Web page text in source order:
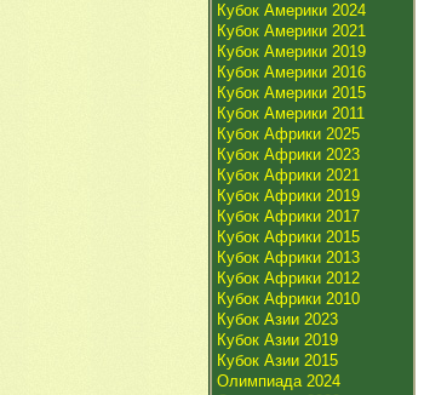
Кубок Америки 2024
Кубок Америки 2021
Кубок Америки 2019
Кубок Америки 2016
Кубок Америки 2015
Кубок Америки 2011
Кубок Африки 2025
Кубок Африки 2023
Кубок Африки 2021
Кубок Африки 2019
Кубок Африки 2017
Кубок Африки 2015
Кубок Африки 2013
Кубок Африки 2012
Кубок Африки 2010
Кубок Азии 2023
Кубок Азии 2019
Кубок Азии 2015
Олимпиада 2024